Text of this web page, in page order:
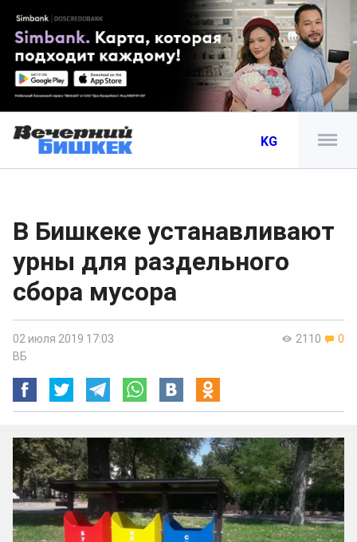
KG
В Бишкеке устанавливают
урны для раздельного
сбора мусора
2110 0
02 июля 2019 17:03
ВБ